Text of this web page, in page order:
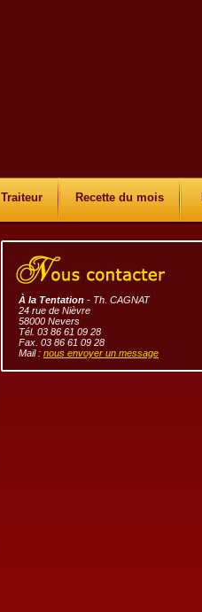
À la Tentation - Th. CAGNAT
24 rue de Nièvre
58000 Nevers
Tél. 03 86 61 09 28
Fax. 03 86 61 09 28
Mail : nous envoyer un message
Traiteur Recette du mois